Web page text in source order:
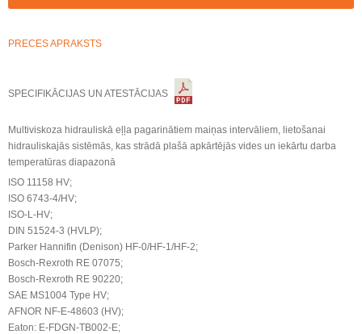
PRECES APRAKSTS
SPECIFIKĀCIJAS UN ATESTĀCIJAS
Multiviskoza hidrauliskā eļļa pagarinātiem maiņas intervāliem, lietošanai
hidrauliskajās sistēmās, kas strādā plašā apkārtējās vides un iekārtu darba
temperatūras diapazonā
ISO 11158 HV;
ISO 6743-4/HV;
ISO-L-HV;
DIN 51524-3 (HVLP);
Parker Hannifin (Denison) HF-0/HF-1/HF-2;
Bosch-Rexroth RE 07075;
Bosch-Rexroth RE 90220;
SAE MS1004 Type HV;
AFNOR NF-E-48603 (HV);
Eaton: E-FDGN-TB002-E;